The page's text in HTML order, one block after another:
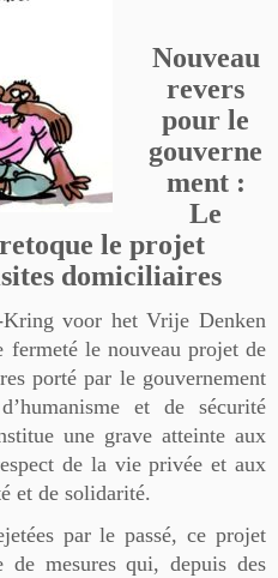
Nouveau
revers
pour le
gouverne
ment :
Le
le projet
domiciliaires
voor het Vrije Denken
fermeté le nouveau projet de
porté par le gouvernement
et de sécurité
une grave atteinte aux
de la vie privée et aux
et de solidarité.
par le passé, ce projet
de mesures qui, depuis des